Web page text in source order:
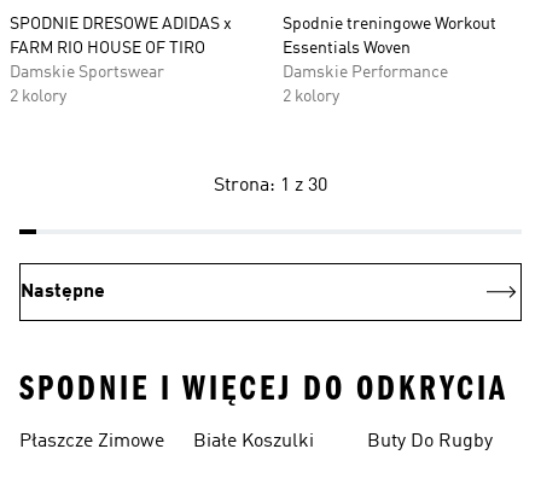
SPODNIE DRESOWE ADIDAS x
FARM RIO HOUSE OF TIRO
Damskie Sportswear
2 kolory
Spodnie treningowe Workout
Essentials Woven
Damskie Performance
2 kolory
Strona: 1 z 30
Następne
SPODNIE I WIĘCEJ DO ODKRYCIA
Płaszcze Zimowe Białe Koszulki Buty Do Rugby